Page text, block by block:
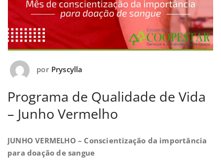
por Pryscylla
Programa de Qualidade de Vida
– Junho Vermelho
JUNHO VERMELHO – Conscientização da importância
para doação de sangue